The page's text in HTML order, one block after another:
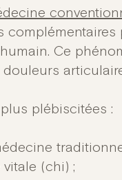
Ce
douleurs
plébiscitées :
vitale (chi) ;